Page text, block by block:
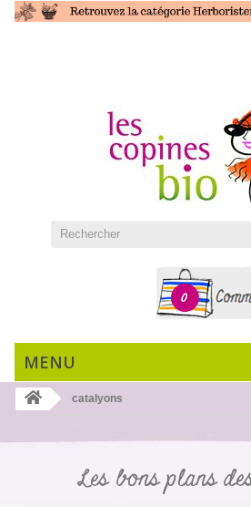
0
MENU
catalyons
Les bons plans